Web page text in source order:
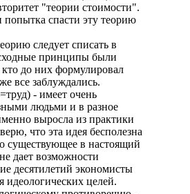
"теории стоимости".
спасти эту теорию
следует списать в
принципы были
до них формулировал
все заблуждались.
- имеет очень
людьми и в разное
выросла из практики
что эта идея бесполезна
существующее в настоящий
дает возможности
десятилетий экономисты
идеологических целей.